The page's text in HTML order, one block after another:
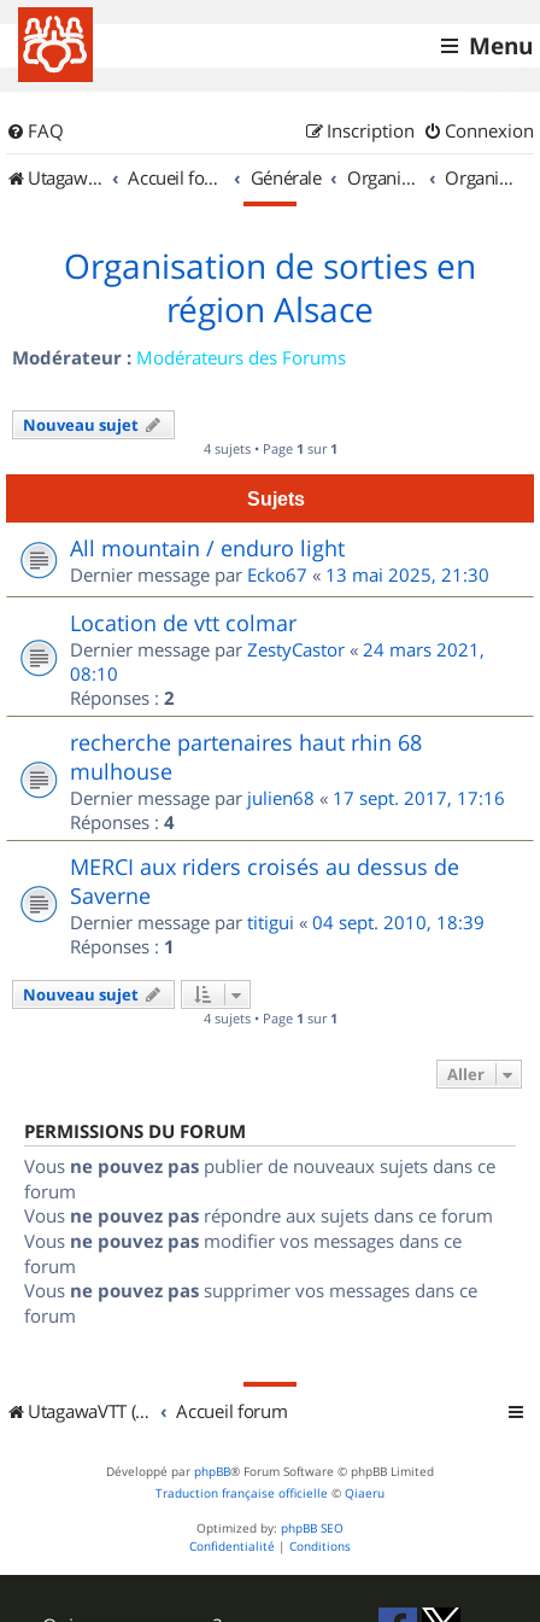
Menu
FAQ Connexion
Inscription
UtagawaVTT (Randos VTT et VTTAE avec traces GPS)
Accueil forum Générale Organisation de sorties & Recherche de partenaires Organisation de sorties en région Alsace
Organisation de sorties en
région Alsace
Modérateur : Modérateurs des Forums
Nouveau sujet
4 sujets • Page 1 sur 1
Sujets
All mountain / enduro light
Dernier message par Ecko67 « 13 mai 2025, 21:30
Location de vtt colmar
Dernier message par ZestyCastor « 24 mars 2021,
08:10
Réponses : 2
recherche partenaires haut rhin 68
mulhouse
Dernier message par julien68 « 17 sept. 2017, 17:16
Réponses : 4
MERCI aux riders croisés au dessus de
Saverne
Dernier message par titigui « 04 sept. 2010, 18:39
Réponses : 1
Nouveau sujet
4 sujets • Page 1 sur 1
Aller
PERMISSIONS DU FORUM
Vous ne pouvez pas publier de nouveaux sujets dans ce
forum
Vous ne pouvez pas répondre aux sujets dans ce forum
Vous ne pouvez pas modifier vos messages dans ce
forum
Vous ne pouvez pas supprimer vos messages dans ce
forum
UtagawaVTT (Randos VTT et VTTAE avec traces GPS) Accueil forum
Développé par phpBB® Forum Software © phpBB Limited
Traduction française officielle © Qiaeru
Optimized by: phpBB SEO
Confidentialité | Conditions